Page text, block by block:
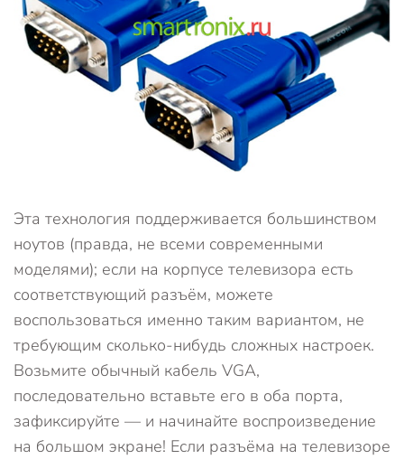
Эта технология поддерживается большинством
ноутов (правда, не всеми современными
моделями); если на корпусе телевизора есть
соответствующий разъём, можете
воспользоваться именно таким вариантом, не
требующим сколько-нибудь сложных настроек.
Возьмите обычный кабель VGA,
последовательно вставьте его в оба порта,
зафиксируйте — и начинайте воспроизведение
на большом экране! Если разъёма на телевизоре